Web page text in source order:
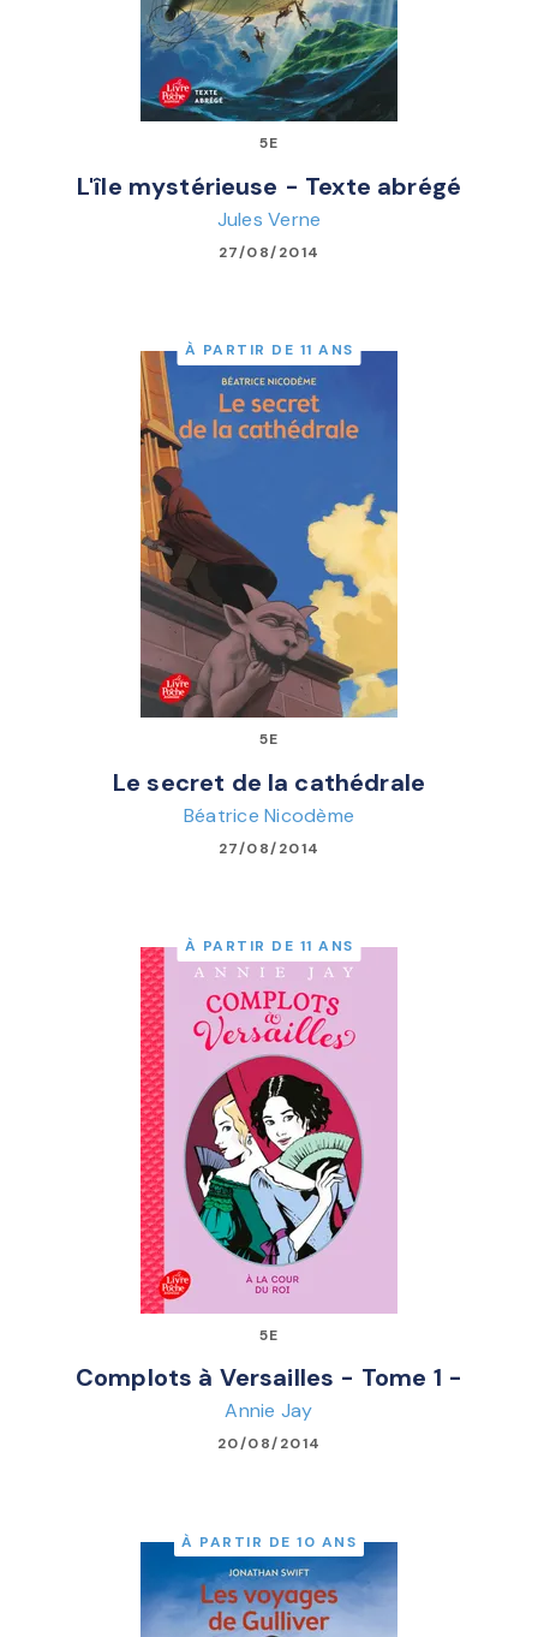
5E
L'île mystérieuse - Texte abrégé
Jules Verne
27/08/2014
À PARTIR DE 11 ANS
5E
Le secret de la cathédrale
Béatrice Nicodème
27/08/2014
À PARTIR DE 11 ANS
5E
Complots à Versailles - Tome 1 -
Annie Jay
20/08/2014
À PARTIR DE 10 ANS